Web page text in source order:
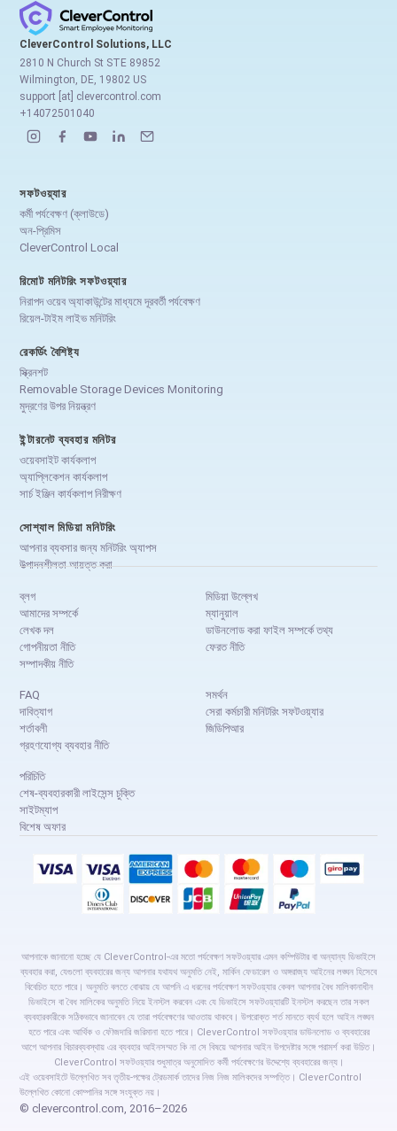
CleverControl Solutions, LLC
2810 N Church St STE 89852
Wilmington, DE, 19802 US
support [at] clevercontrol.com
+14072501040
সফটওয়্যার
কর্মী পর্যবেক্ষণ (ক্লাউডে)
অন-প্রিমিস
CleverControl Local
রিমোট মনিটরিং সফটওয়্যার
নিরাপদ ওয়েব অ্যাকাউন্টের মাধ্যমে দূরবর্তী পর্যবেক্ষণ
রিয়েল-টাইম লাইভ মনিটরিং
রেকর্ডিং বৈশিষ্ট্য
স্ক্রিনশট
Removable Storage Devices Monitoring
মুদ্রণের উপর নিয়ন্ত্রণ
ইন্টারনেট ব্যবহার মনিটর
ওয়েবসাইট কার্যকলাপ
অ্যাপ্লিকেশন কার্যকলাপ
সার্চ ইঞ্জিন কার্যকলাপ নিরীক্ষণ
সোশ্যাল মিডিয়া মনিটরিং
আপনার ব্যবসার জন্য মনিটরিং অ্যাপস
উত্পাদনশীলতা আয়ত্ত করা
ব্লগ
আমাদের সম্পর্কে
লেখক দল
গোপনীয়তা নীতি
সম্পাদকীয় নীতি
মিডিয়া উল্লেখ
ম্যানুয়াল
ডাউনলোড করা ফাইল সম্পর্কে তথ্য
ফেরত নীতি
FAQ
দাবিত্যাগ
শর্তাবলী
গ্রহণযোগ্য ব্যবহার নীতি
সমর্থন
সেরা কর্মচারী মনিটরিং সফটওয়্যার
জিডিপিআর
পরিচিতি
শেষ-ব্যবহারকারী লাইসেন্স চুক্তি
সাইটম্যাপ
বিশেষ অফার
আপনাকে জানানো হচ্ছে যে CleverControl-এর মতো পর্যবেক্ষণ সফটওয়্যার এমন কম্পিউটার বা অন্যান্য ডিভাইসে
ব্যবহার করা, যেগুলো ব্যবহারের জন্য আপনার যথাযথ অনুমতি নেই, মার্কিন ফেডারেল ও অঙ্গরাজ্য আইনের লঙ্ঘন হিসেবে
বিবেচিত হতে পারে। অনুমতি বলতে বোঝায় যে আপনি এ ধরনের পর্যবেক্ষণ সফটওয়্যার কেবল আপনার বৈধ মালিকানাধীন
ডিভাইসে বা বৈধ মালিকের অনুমতি নিয়ে ইনস্টল করবেন এবং যে ডিভাইসে সফটওয়্যারটি ইনস্টল করছেন তার সকল
ব্যবহারকারীকে সঠিকভাবে জানাবেন যে তারা পর্যবেক্ষণের আওতায় থাকবে। উপরোক্ত শর্ত মানতে ব্যর্থ হলে আইন লঙ্ঘন
হতে পারে এবং আর্থিক ও ফৌজদারি জরিমানা হতে পারে। CleverControl সফটওয়্যার ডাউনলোড ও ব্যবহারের
আগে আপনার বিচারব্যবস্থায় এর ব্যবহার আইনসম্মত কি না সে বিষয়ে আপনার আইন উপদেষ্টার সঙ্গে পরামর্শ করা উচিত।
CleverControl সফটওয়্যার শুধুমাত্র অনুমোদিত কর্মী পর্যবেক্ষণের উদ্দেশ্যে ব্যবহারের জন্য।
এই ওয়েবসাইটে উল্লেখিত সব তৃতীয়-পক্ষের ট্রেডমার্ক তাদের নিজ নিজ মালিকদের সম্পত্তি। CleverControl
উল্লেখিত কোনো কোম্পানির সঙ্গে সংযুক্ত নয়।
© clevercontrol.com, 2016–2026